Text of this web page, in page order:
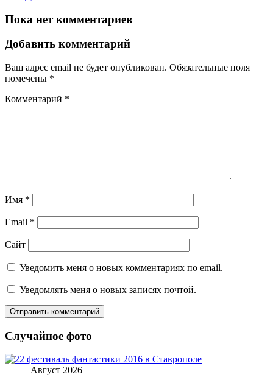
Пока нет комментариев
Добавить комментарий
Ваш адрес email не будет опубликован. Обязательные поля
помечены *
Комментарий *
Имя *
Email *
Сайт
Уведомить меня о новых комментариях по email.
Уведомлять меня о новых записях почтой.
Случайное фото
Август 2026